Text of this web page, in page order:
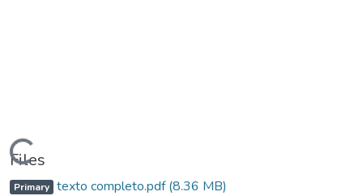
Files
Primary texto completo.pdf(8.36 MB)